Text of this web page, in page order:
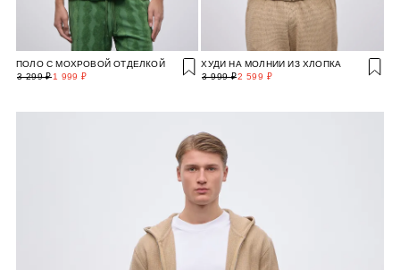
ПОЛО С МОХРОВОЙ ОТДЕЛКОЙ
1 999 ₽
3 299 ₽
ХУДИ НА МОЛНИИ ИЗ ХЛОПКА
2 599 ₽
3 999 ₽